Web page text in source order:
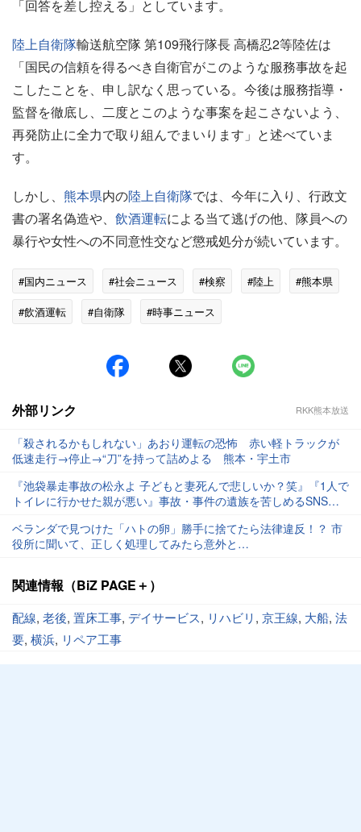
「回答を差し控える」としています。
陸上自衛隊輸送航空隊 第109飛行隊長 高橋忍2等陸佐は
「国民の信頼を得るべき自衛官がこのような服務事故を起
こしたことを、申し訳なく思っている。今後は服務指導・
監督を徹底し、二度とこのような事案を起こさないよう、
再発防止に全力で取り組んでまいります」と述べていま
す。
しかし、 熊本県内の陸上自衛隊では、今年に入り、行政文
書の署名偽造や、 飲酒運転による当て逃げの他、隊員への
暴行や女性への不同意性交など懲戒処分が続いています。
#国内ニュース #社会ニュース #検察 #陸上
#熊本県
#飲酒運転
#自衛隊 #時事ニュース
外部リンク RKK熊本放送
「殺されるかもしれない」あおり運転の恐怖 赤い軽トラックが
低速走行→停止→“刀”を持って詰めよる 熊本・宇土市
『池袋暴走事故の松永よ 子どもと妻死んで悲しいか？笑』『1人で
トイレに行かせた親が悪い』事故・事件の遺族を苦しめるSNS
ベランダで見つけた「ハトの卵」勝手に捨てたら法律違反！？ 市
役所に聞いて、正しく処理してみたら意外と…
関連情報（BiZ PAGE＋）
配線, 老後, 置床工事, デイサービス, リハビリ , 京王線, 大船, 法
要, 横浜, リペア工事